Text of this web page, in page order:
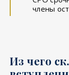
члены
Из чего